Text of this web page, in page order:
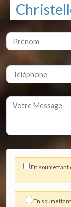
En soumettant
En